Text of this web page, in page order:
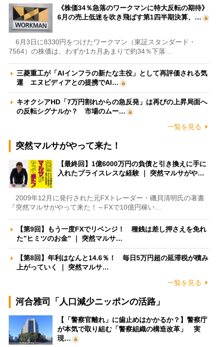
《株価34％急落のワークマンに特大反転の期待》
6月の売上低迷を吹き飛ばす第1四半期決算、…
6月3日に8330円をつけたワークマン（東証スタンダード・
7564）の株価は、わずか1カ月あまりで約34％下落…
三菱重工が「AIインフラの新たな主役」として再評価される気
運 エヌビディアとの提携でAI…
キオクシアHD「7万円割れからの急反発」は再びの上昇局面へ
の反転シグナルか？ 市場のムー…
一覧を見る
突然マルサがやって来た！
【最終回】1億6000万円の負債と引き換えに手に
入れたプライスレスな経験 ｜ 突然マルサがや…
2009年12月に発行された元FXトレーダー・磯貝清明氏の著書
『突然マルサがやって来た！～FXで10億円稼い…
【第9回】もう一度FXでリベンジ！ 種銭は差し押さえを免れ
た”ヒミツのお金” ｜ 突然マルサ…
【第8回】年利はなんと14.6％！ 毎日5万円超の延滞税が積み
上がっていく ｜ 突然マルサ…
一覧を見る
河合雅司「人口減少ニッポンの活路」
【「警察官離れ」に歯止めはかかるか？】警察庁
が本気で取り組む「警察組織の構造改革」 実
現…